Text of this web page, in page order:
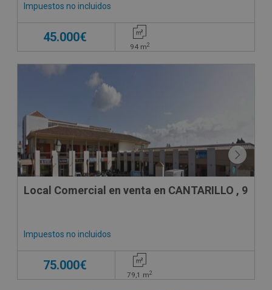
Impuestos no incluidos
45.000€
94 m2
CESIÓN DE REMATE
Local Comercial en venta en CANTARILLO , 9
Impuestos no incluidos
75.000€
79,1 m2